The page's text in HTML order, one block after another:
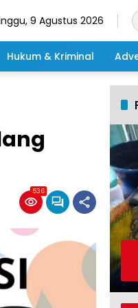
9 Agustus 2026
Hukum & Kriminal
536